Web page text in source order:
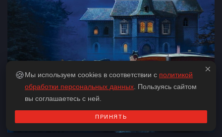
×
🍪Мы используем cookies в соответствии с политикой
обработки персональных данных . Пользуясь сайтом
вы соглашаетесь с ней.
ПРИНЯТЬ